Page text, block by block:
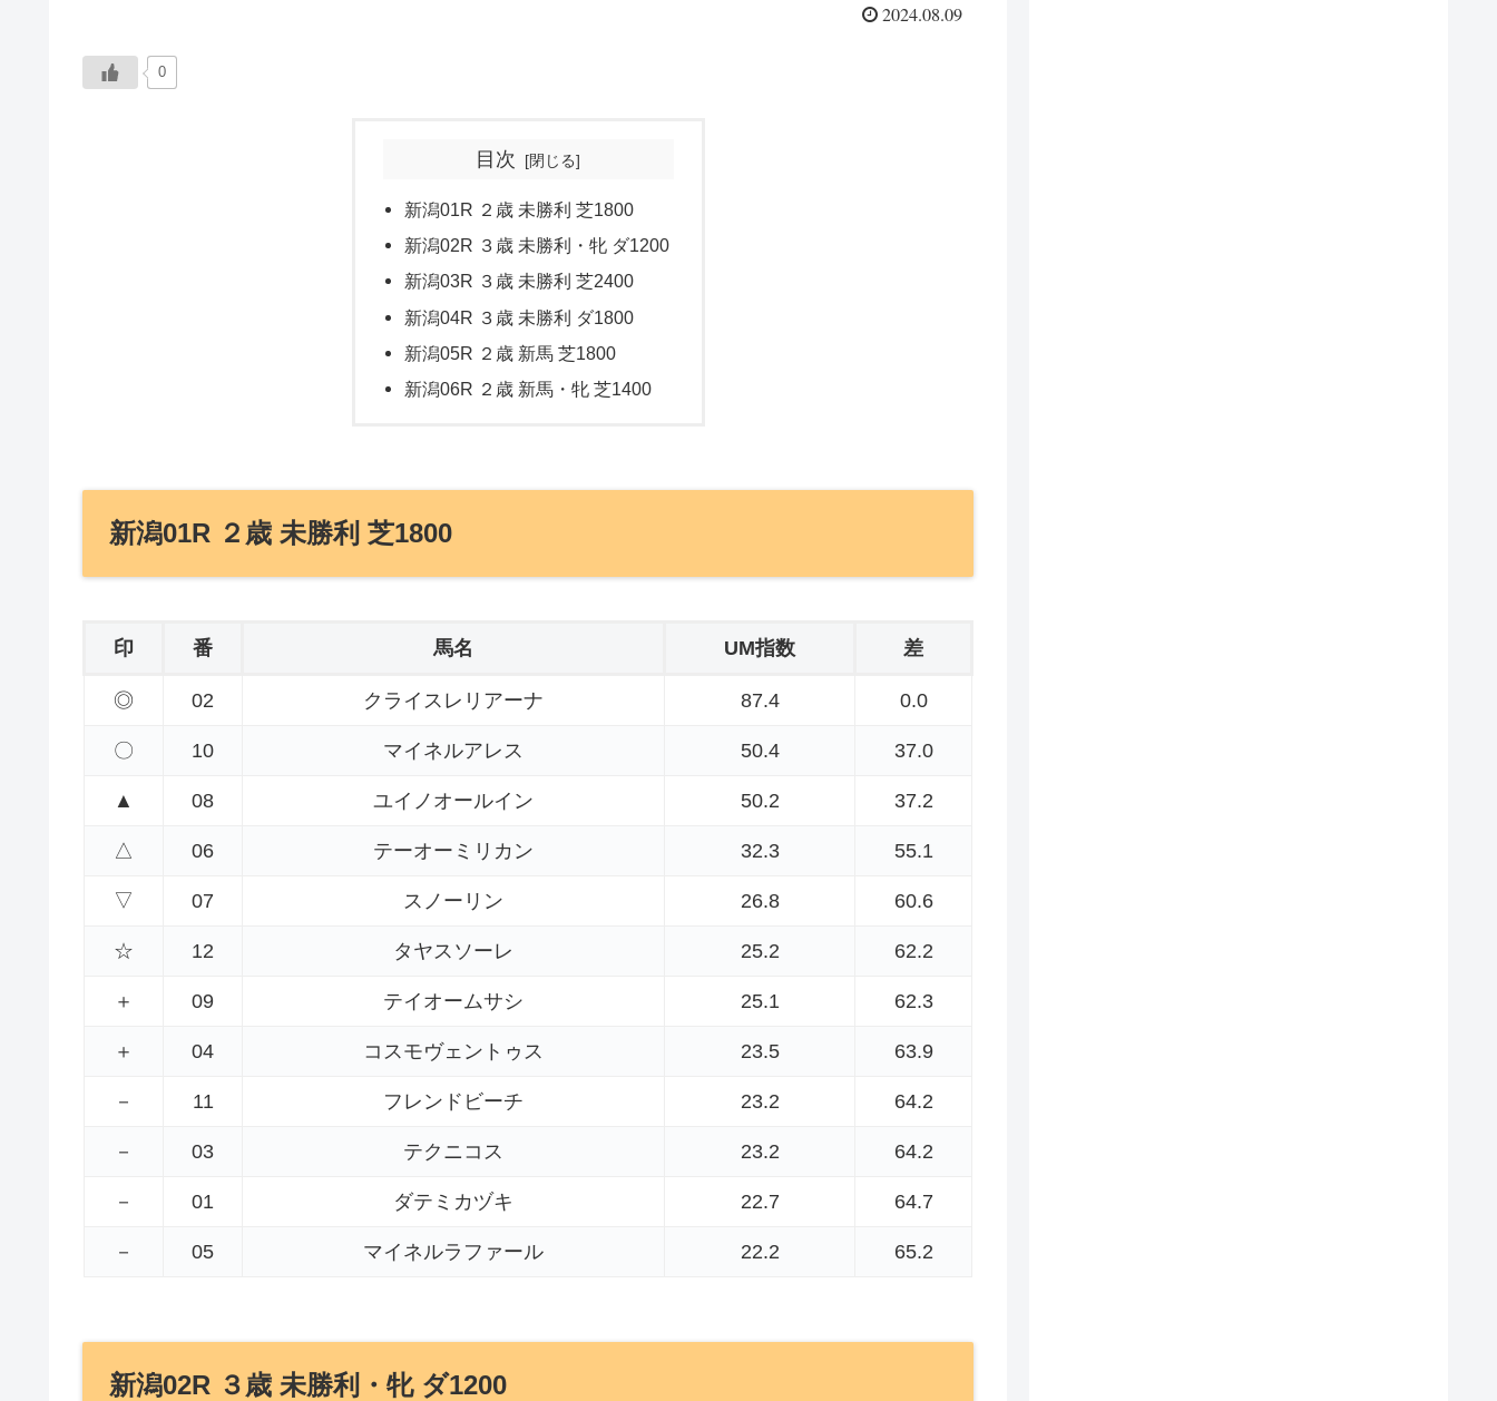
2024.08.09
0
目次
新潟01R ２歳 未勝利 芝1800
新潟02R ３歳 未勝利・牝 ダ1200
新潟03R ３歳 未勝利 芝2400
新潟04R ３歳 未勝利 ダ1800
新潟05R ２歳 新馬 芝1800
新潟06R ２歳 新馬・牝 芝1400
新潟01R ２歳 未勝利 芝1800
印 番 馬名 UM指数 差
◎ 02 クライスレリアーナ 87.4 0.0
〇 10 マイネルアレス 50.4 37.0
▲ 08 ユイノオールイン 50.2 37.2
△ 06 テーオーミリカン 32.3 55.1
▽ 07 スノーリン 26.8 60.6
☆ 12 タヤスソーレ 25.2 62.2
＋ 09 テイオームサシ 25.1 62.3
＋ 04 コスモヴェントゥス 23.5 63.9
－ 11 フレンドビーチ 23.2 64.2
－ 03 テクニコス 23.2 64.2
－ 01 ダテミカヅキ 22.7 64.7
－ 05 マイネルラファール 22.2 65.2
新潟02R ３歳 未勝利・牝 ダ1200